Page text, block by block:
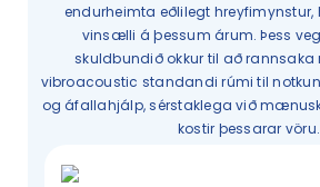
endurheimta eðlilegt hreyfimynstur,
vinsælli á þessum árum. Þess
skuldbundið okkur til að
vibroacoustic standandi rúmi til
og áfallahjálp, sérstaklega við
kostir þessarar vöru.